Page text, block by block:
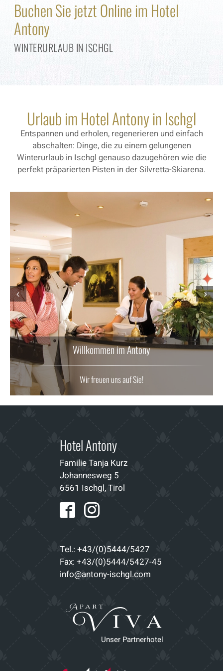
Buchen Sie jetzt Online im Hotel
Antony
WINTERURLAUB IN ISCHGL
Urlaub im Hotel Antony in Ischgl
Entspannen und erholen, regenerieren und einfach
abschalten: Dinge, die zu einem gelungenen
Winterurlaub in Ischgl genauso dazugehören wie die
perfekt präparierten Pisten in der Silvretta-Skiarena.
Willkommen im Antony
Wir freuen uns auf Sie!
Prev Next
Hotel Antony
Familie Tanja Kurz
Johannesweg 5
6561 Ischgl, Tirol
Tel.: +43/(0)5444/5427
Fax: +43/(0)5444/5427-45
info@antony-ischgl.com
Unser Partnerhotel